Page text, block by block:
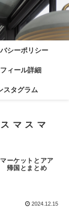
シーポリシー
ィール詳細
スタグラム
マスマ
ーケットとアア
帰国とまとめ
2024.12.15